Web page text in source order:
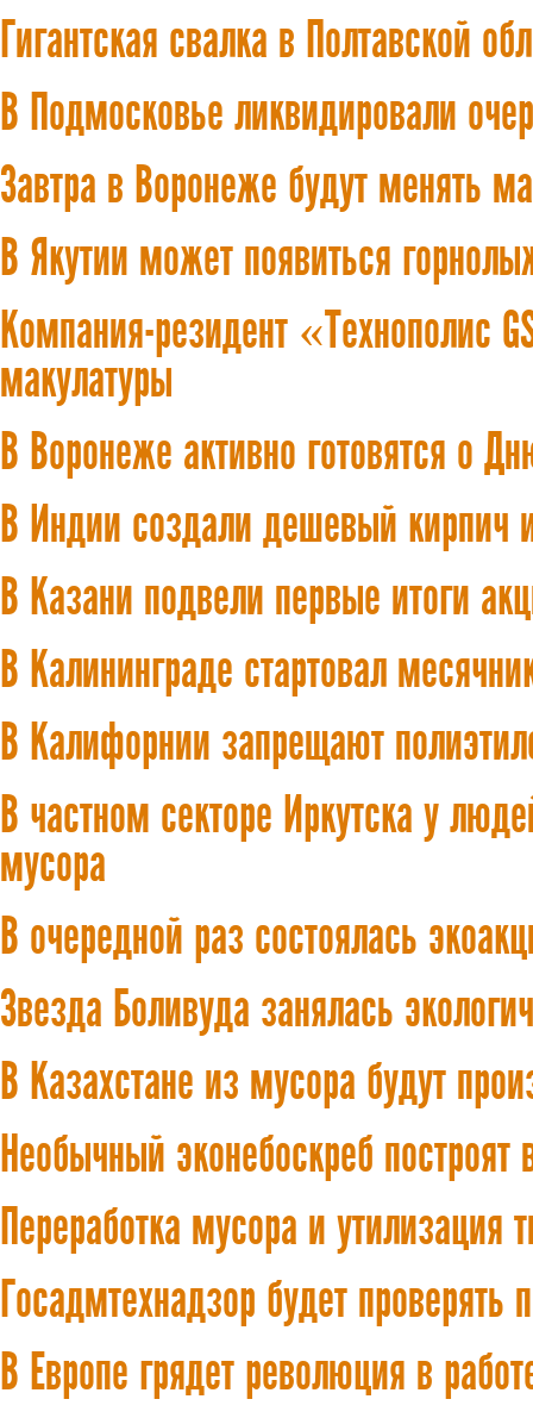
Гигантская свалка в Полтавской
В Подмосковье ликвидировали
Завтра в Воронеже будут менять
В Якутии может появиться
Компания-резидент «Технополис
макулатуры
В Воронеже активно готовятся о
В Индии создали дешевый кирпич
В Казани подвели первые итоги
В Калининграде стартовал
В Калифорнии запрещают
В частном секторе Иркутска у
мусора
В очередной раз состоялась
Звезда Боливуда занялась
В Казахстане из мусора будут
Необычный эконебоскреб построят
Переработка мусора и утилизация
Госадмтехнадзор будет проверять
В Европе грядет революция в